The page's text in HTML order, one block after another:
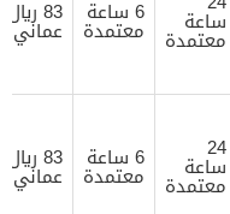
ساعة
معتمدة
6 ساعة
معتمدة
83 ريال
عماني
24
ساعة
معتمدة
6 ساعة
معتمدة
83 ريال
عماني